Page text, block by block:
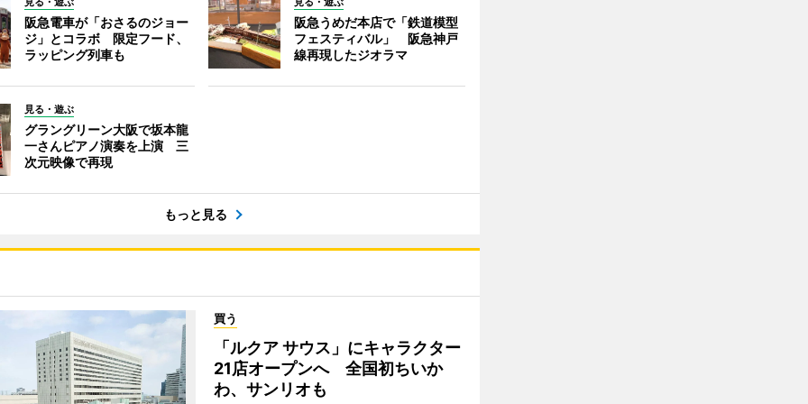
阪急電車が「おさるのジョー
ジ」とコラボ 限定フード、
ラッピング列車も
阪急うめだ本店で「鉄道模型
フェスティバル」 阪急神戸
線再現したジオラマ
見る・遊ぶ
グラングリーン大阪で坂本龍
一さんピアノ演奏を上演 三
次元映像で再現
もっと見る
買う
「ルクア サウス」にキャラクター
21店オープンへ 全国初ちいか
わ、サンリオも